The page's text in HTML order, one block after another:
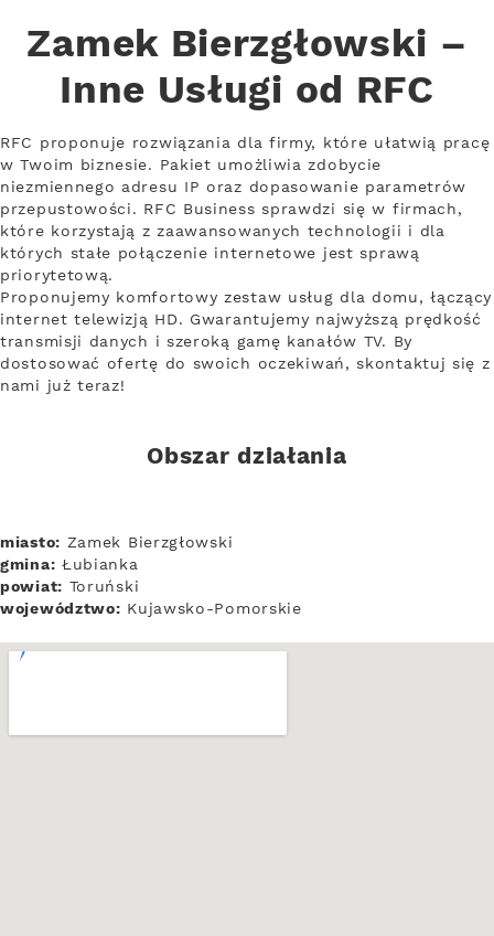
Zamek Bierzgłowski –
Inne Usługi od RFC
RFC proponuje rozwiązania dla firmy, które ułatwią pracę
w Twoim biznesie. Pakiet umożliwia zdobycie
niezmiennego adresu IP oraz dopasowanie parametrów
przepustowości. RFC Business sprawdzi się w firmach,
które korzystają z zaawansowanych technologii i dla
których stałe połączenie internetowe jest sprawą
priorytetową.
Proponujemy komfortowy zestaw usług dla domu, łączący
internet telewizją HD. Gwarantujemy najwyższą prędkość
transmisji danych i szeroką gamę kanałów TV. By
dostosować ofertę do swoich oczekiwań, skontaktuj się z
nami już teraz!
Obszar działania
miasto: Zamek Bierzgłowski
gmina: Łubianka
powiat: Toruński
województwo: Kujawsko-Pomorskie